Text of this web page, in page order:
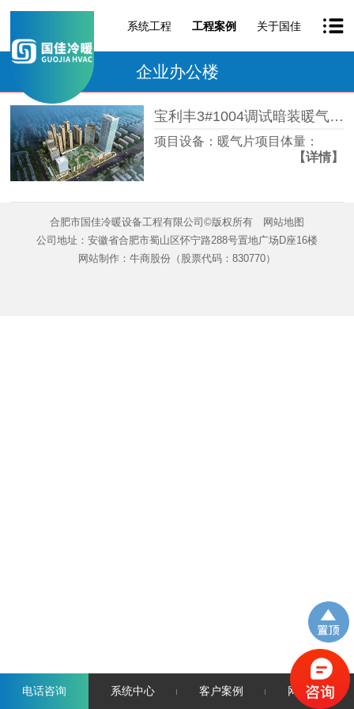
系统工程 工程案例 关于国佳
企业办公楼
宝利丰3#1004调试暗装暖气片设备
项目设备：暖气片项目体量：
【详情】
合肥市国佳冷暖设备工程有限公司©版权所有
网站地图
公司地址：安徽省合肥市蜀山区怀宁路288号置地广场D座16楼
网站制作： 牛商股份 （股票代码：830770）
电话咨询 系统中心 客户案例 网站首页